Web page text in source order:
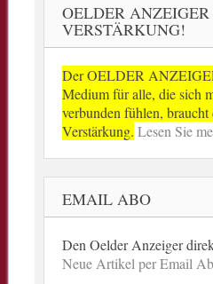
OELDER
VERSTÄRKUNG!
Der OELDER
Medium für alle, die sich
verbunden fühlen, braucht
Verstärkung. Lesen Sie
EMAIL ABO
Den Oelder Anzeiger
Neue Artikel per Email